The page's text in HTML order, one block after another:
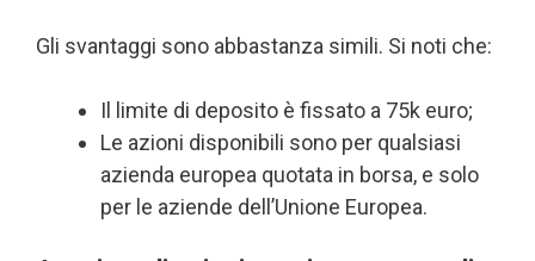
Gli svantaggi sono abbastanza simili. Si noti che:
Il limite di deposito è fissato a 75k euro;
Le azioni disponibili sono per qualsiasi
azienda europea quotata in borsa, e solo
per le aziende dell’Unione Europea.